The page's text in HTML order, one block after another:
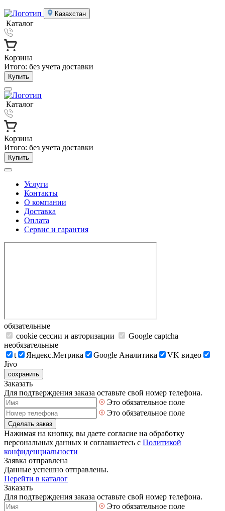
Казахстан
Каталог
Корзина
Итого: без учета доставки
Купить
Каталог
Корзина
Итого: без учета доставки
Купить
Услуги
Контакты
О компании
Доставка
Оплата
Сервис и гарантия
обязательные
cookie сессии и авторизации
Google captcha
необязательные
t
Яндекс.Метрика Google Аналитика
VK видео
Jivo
сохранить
Заказать
Для подтверждения заказа оставьте свой номер телефона.
Это обязательное поле
Это обязательное поле
Сделать заказ
Нажимая на кнопку, вы даете согласие на обработку
персональных данных и соглашаетесь с Политикой
конфиденциальности
Заявка отправлена
Данные успешно отправлены.
Перейти в каталог
Заказать
Для подтверждения заказа оставьте свой номер телефона.
Это обязательное поле